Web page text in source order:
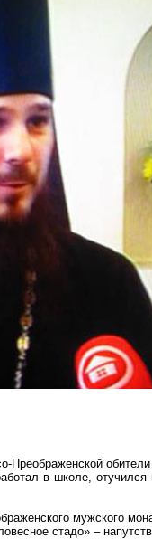
Преображенской
в школе, отучился
мужского
стадо» –